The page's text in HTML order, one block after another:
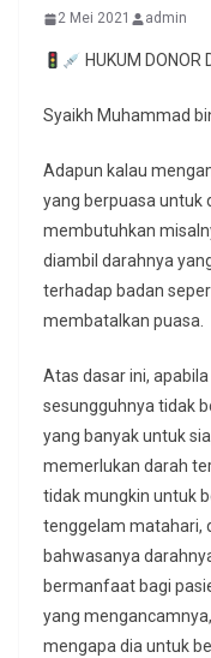
2 Mei 2021 admin
HUKUM DONOR
Syaikh Muhammad
Adapun kalau
yang berpuasa untuk
membutuhkan
diambil darahnya
terhadap badan
membatalkan puasa.
Atas dasar ini,
sesungguhnya tidak
yang banyak untuk
memerlukan darah
tidak mungkin untuk
tenggelam matahari,
bahwasanya
bermanfaat bagi
yang
mengapa dia untuk